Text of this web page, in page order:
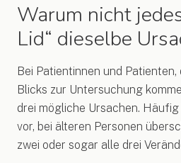
Warum nicht
Lid“ dieselbe
Bei Patientinnen und
Blicks zur Untersuchung
drei mögliche Ursachen.
vor, bei älteren Personen
zwei oder sogar alle drei